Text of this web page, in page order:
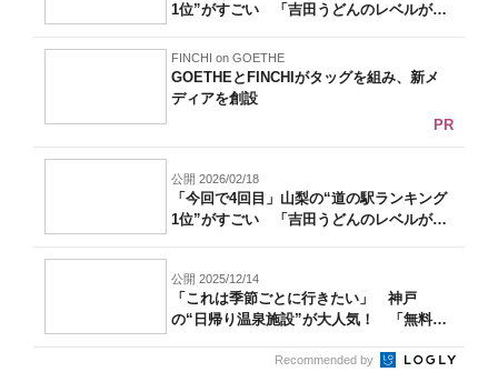
1位”がすごい 「吉田うどんのレベルが
FINCHI on GOETHE
GOETHEとFINCHIがタッグを組み、新メ
ディアを創設
PR
公開 2026/02/18
「今回で4回目」山梨の“道の駅ランキング
1位”がすごい 「吉田うどんのレベルが
公開 2025/12/14
「これは季節ごとに行きたい」 神戸
の“日帰り温泉施設”が大人気！ 「無料送
Recommended by